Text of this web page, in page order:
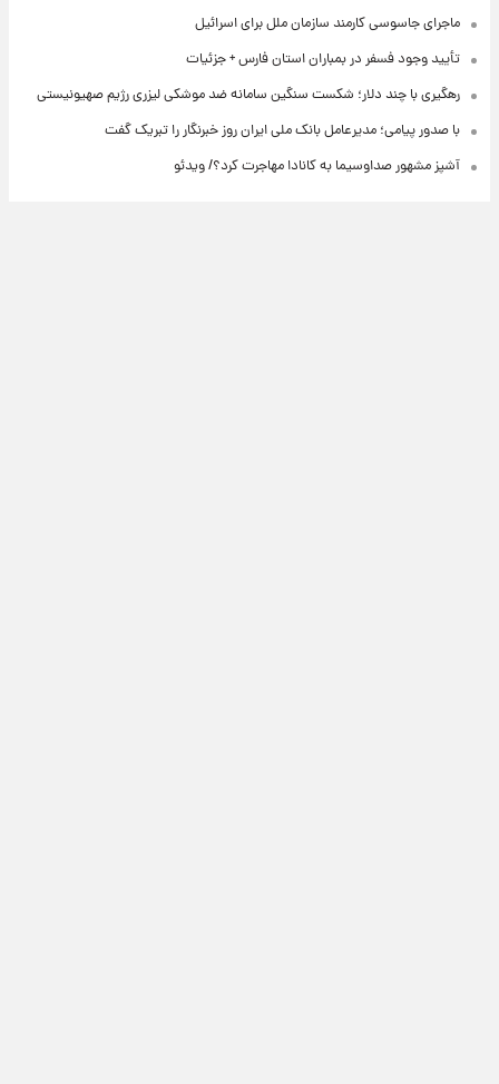
ماجرای جاسوسی کارمند سازمان ملل برای اسرائیل
تأیید وجود فسفر در بمباران استان فارس + جزئیات
رهگیری با چند دلار؛ شکست سنگین سامانه ضد موشکی لیزری رژیم صهیونیستی
با صدور پیامی؛ مدیرعامل بانک ملی ایران روز خبرنگار را تبریک گفت
آشپز مشهور صداوسیما به کانادا مهاجرت کرد؟/ ویدئو